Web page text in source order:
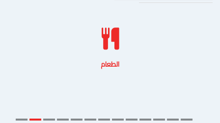
الطعام